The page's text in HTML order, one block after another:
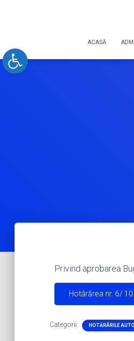
Open toolbar
ACASĂ
Privind aprobarea
Hotârărea nr. 6/
Categorii: HOTĂRÂRILE